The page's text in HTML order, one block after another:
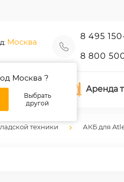
Москва
Москва ?
Выбрать
другой
8 495
8 800
Аренда
техники АКБ для